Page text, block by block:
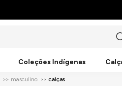
Coleções Indígenas
masculino calças